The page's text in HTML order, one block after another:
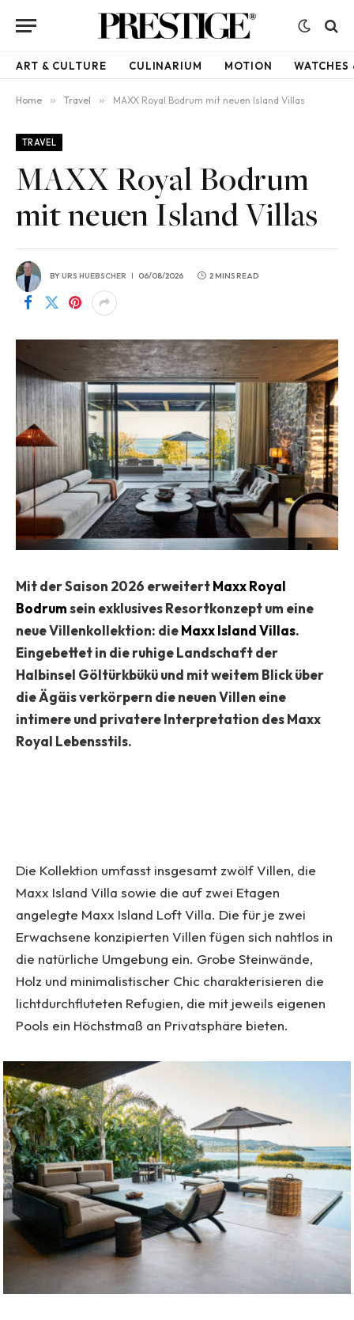
ART & CULTURE CULINARIUM MOTION WATCHES
Home » Travel » MAXX Royal Bodrum mit neuen Island Villas
TRAVEL
MAXX Royal Bodrum
mit neuen Island Villas
BYURS HUEBSCHER 06/08/2026 2 MINS READ
Mit der Saison 2026 erweitertMaxx Royal
Bodrumsein exklusives Resortkonzept um eine
neue Villenkollektion: dieMaxx Island Villas.
Eingebettet in die ruhige Landschaft der
Halbinsel Göltürkbükü und mit weitem Blick über
die Ägäis verkörpern die neuen Villen eine
intimere und privatere Interpretation des Maxx
Royal Lebensstils.
Die Kollektion umfasst insgesamt zwölf Villen, die
Maxx Island Villa sowie die auf zwei Etagen
angelegte Maxx Island Loft Villa. Die für je zwei
Erwachsene konzipierten Villen fügen sich nahtlos in
die natürliche Umgebung ein. Grobe Steinwände,
Holz und minimalistischer Chic charakterisieren die
lichtdurchfluteten Refugien, die mit jeweils eigenen
Pools ein Höchstmaß an Privatsphäre bieten.